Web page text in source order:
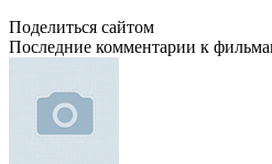
Поделиться сайтом
Последние комментарии к